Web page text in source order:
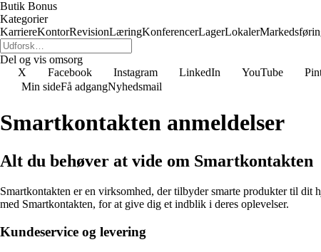
Butik Bonus
Kategorier
KarriereKontorRevisionLæringKonferencerLagerLokaler
Del og vis omsorg
X
Facebook Instagram LinkedIn YouTube
Min sideFå adgangNyhedsmail
Smartkontakten anmeldelser
Alt du behøver at vide om Smartkontakten
Smartkontakten er en virksomhed, der tilbyder smarte produkter til dit
med Smartkontakten, for at give dig et indblik i deres oplevelser.
Kundeservice og levering